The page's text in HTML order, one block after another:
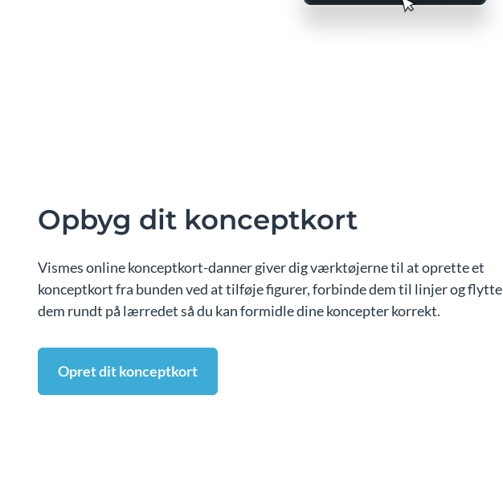
Opbyg dit konceptkort
Vismes online konceptkort-danner giver dig værktøjerne til at oprette et
konceptkort fra bunden ved at tilføje figurer, forbinde dem til linjer og flytte
dem rundt på lærredet så du kan formidle dine koncepter korrekt.
Opret dit konceptkort